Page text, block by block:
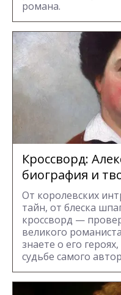
романа.
Кроссворд:
биография и
От королевских
тайн, от блеска
кроссворд —
великого
знаете о его
судьбе самого